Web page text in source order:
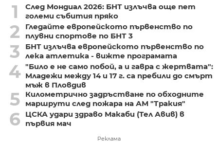
1
След Мондиал 2026: БНТ излъчва още пет
големи събития пряко
2
Гледайте европейското първенство по
плувни спортове по БНТ 3
3
БНТ излъчва европейското първенство по
лека атлетика - вижте програмата
4 "Било е не само побой, а и гавра с жертвата":
Младежи между 14 и 17 г. са пребили до смърт
мъж в Пловдив
5
Километрично задръстване по обходните
маршрути след пожара на АМ "Тракия"
6
ЦСКА удари здраво Макаби (Тел Авив) в
първия мач
Реклама